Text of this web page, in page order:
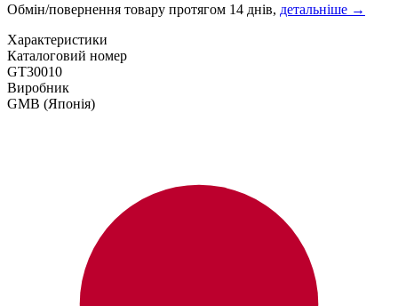
Обмін/повернення товару протягом 14 днів, детальніше →
Характеристики
Каталоговий номер
GT30010
Виробник
GMB (Японія)